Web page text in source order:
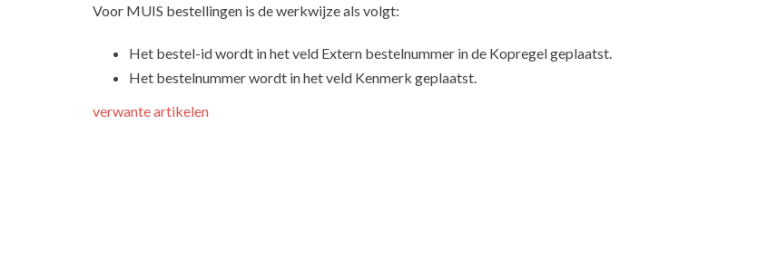
Voor MUIS bestellingen is de werkwijze als volgt:
Het bestel-id wordt in het veld Extern bestelnummer in de Kopregel geplaatst.
Het bestelnummer wordt in het veld Kenmerk geplaatst.
verwante artikelen